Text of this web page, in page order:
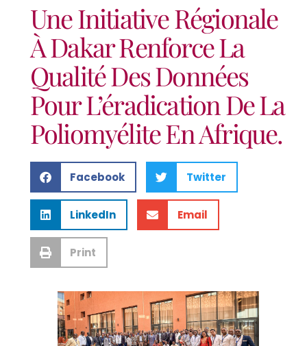
Une Initiative Régionale
À Dakar Renforce La
Qualité Des Données
Pour L’éradication De La
Poliomyélite En Afrique.
Facebook Twitter
LinkedIn Email
Print